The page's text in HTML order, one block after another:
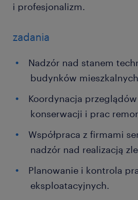
i profesjonalizm.
zadania
Nadzór nad stanem
budynków
Koordynacja
konserwacji i prac
Współpraca z firmami
nadzór nad realizacją
Planowanie i kontrola
eksploatacyjnych.